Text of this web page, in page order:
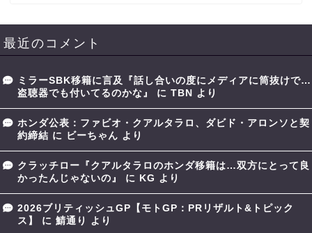
最近のコメント
ミラーSBK移籍に言及『話し合いの度にメディアに筒抜けで…
盗聴器でも付いてるのかな』
に TBN より
ホンダ公表：ファビオ・クアルタラロ、ダビド・アロンソと契
約締結 に ビーちゃん より
クラッチロー『クアルタラロのホンダ移籍は…双方にとって良
かったんじゃないの』
に KG より
2026ブリティッシュGP【モトGP：PRリザルト&トピック
ス】
に 鯖通り より